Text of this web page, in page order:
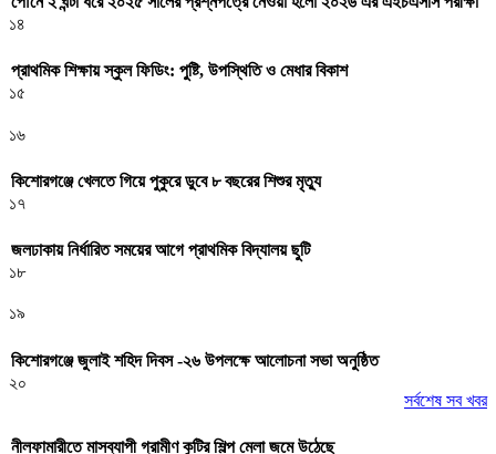
১৪
প্রাথমিক শিক্ষায় স্কুল ফিডিং: পুষ্টি, উপস্থিতি ও মেধার বিকাশ
১৫
১৬
কিশোরগঞ্জে খেলতে গিয়ে পুকুরে ডুবে ৮ বছরের শিশুর মৃত্যু
১৭
জলঢাকায় নির্ধারিত সময়ের আগে প্রাথমিক বিদ্যালয় ছুটি
১৮
১৯
কিশোরগঞ্জে জুলাই শহিদ দিবস -২৬ উপলক্ষে আলোচনা সভা অনুষ্ঠিত
২০
সর্বশেষ সব খবর
নীলফামারীতে মাসব্যাপী গ্রামীণ কুটির শিল্প মেলা জমে উঠেছে